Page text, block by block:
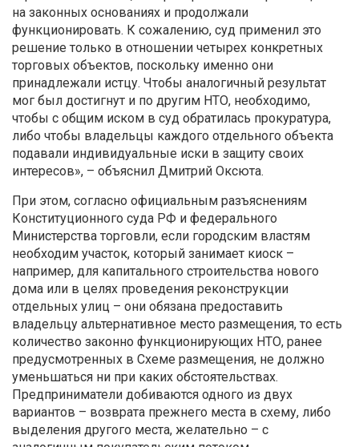
на законных основаниях и продолжали
функционировать. К сожалению, суд применил это
решение только в отношении четырех конкретных
торговых объектов, поскольку именно они
принадлежали истцу. Чтобы аналогичный результат
мог был достигнут и по другим НТО, необходимо,
чтобы с общим иском в суд обратилась прокуратура,
либо чтобы владельцы каждого отдельного объекта
подавали индивидуальные иски в защиту своих
интересов», – объяснил Дмитрий Оксюта.
При этом, согласно официальным разъяснениям
Конституционного суда РФ и федерального
Министерства торговли, если городским властям
необходим участок, который занимает киоск –
например, для капитального строительства нового
дома или в целях проведения реконструкции
отдельных улиц – они обязана предоставить
владельцу альтернативное место размещения, то есть
количество законно функционирующих НТО, ранее
предусмотренных в Схеме размещения, не должно
уменьшаться ни при каких обстоятельствах.
Предприниматели добиваются одного из двух
вариантов – возврата прежнего места в схему, либо
выделения другого места, желательно – с